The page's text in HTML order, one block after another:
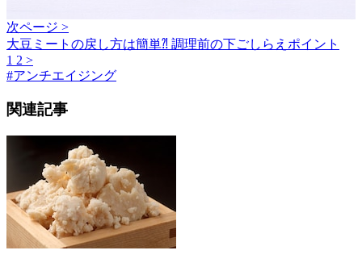
次ページ >
大豆ミートの戻し方は簡単⁈ 調理前の下ごしらえポイント
1 2 >
#アンチエイジング
関連記事